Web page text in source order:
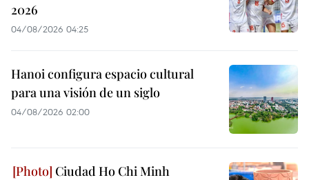
2026
04/08/2026 04:25
Hanoi configura espacio cultural
para una visión de un siglo
04/08/2026 02:00
Ciudad Ho Chi Minh